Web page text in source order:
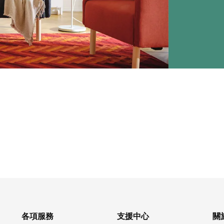
各項服務 支援中心 關